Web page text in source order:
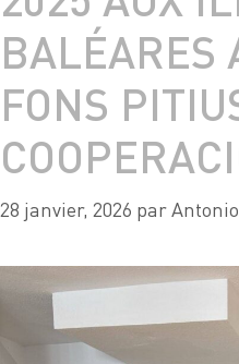
BALÉARES
FONS
28 janvier, 2026 par